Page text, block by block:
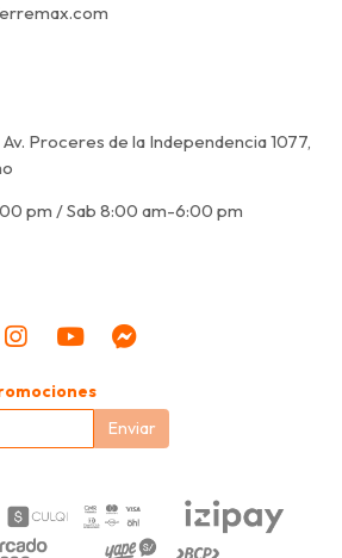
Proceres de la Independencia 1077,
pm / Sab 8:00 am-6:00 pm
Enviar